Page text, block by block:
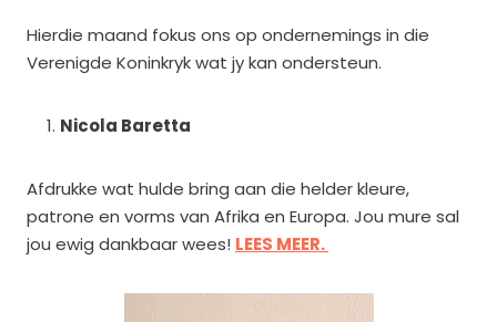
Hierdie maand fokus ons op ondernemings in die
Verenigde Koninkryk wat jy kan ondersteun.
Nicola Baretta
Afdrukke wat hulde bring aan die helder kleure,
patrone en vorms van Afrika en Europa. Jou mure sal
jou ewig dankbaar wees! LEES MEER.